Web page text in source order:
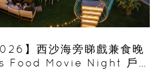
】西沙海旁睇戲兼食晚
Food Movie Night 戶